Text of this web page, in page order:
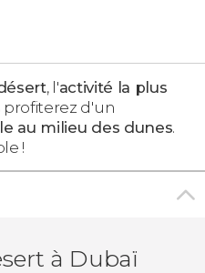
, l'activité la plus
profiterez d'un
au milieu des dunes.
!
à Dubaï